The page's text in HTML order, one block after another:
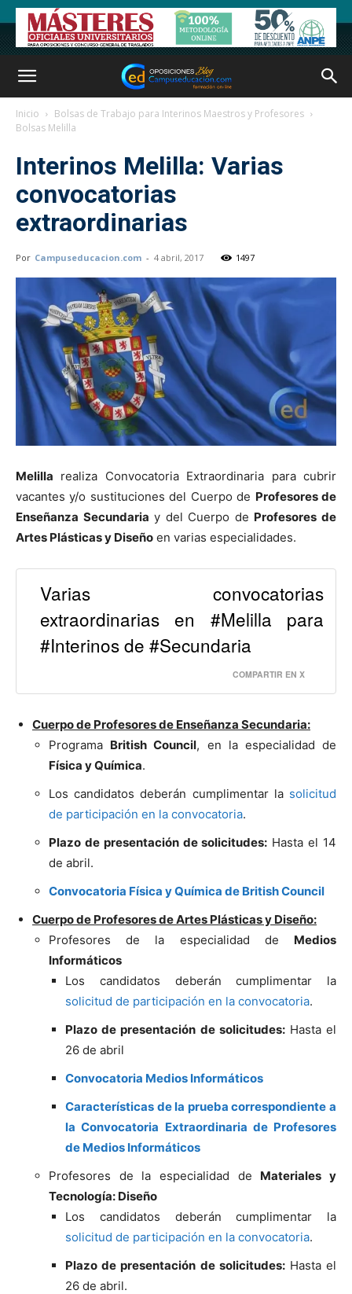
Inicio
Bolsas de Trabajo para Interinos Maestros y Profesores
Bolsas Melilla
Interinos Melilla: Varias
convocatorias
extraordinarias
Por Campuseducacion.com - 4 abril, 2017 1497
Melilla realiza Convocatoria Extraordinaria para cubrir
vacantes y/o sustituciones del Cuerpo de Profesores de
Enseñanza Secundaria y del Cuerpo de Profesores de
Artes Plásticas y Diseño en varias especialidades.
Varias convocatorias
extraordinarias en #Melilla para
#Interinos de #Secundaria
COMPARTIR EN X
Cuerpo de Profesores de Enseñanza Secundaria:
Programa British Council, en la especialidad de
Física y Química.
Los candidatos deberán cumplimentar la solicitud
de participación en la convocatoria.
Plazo de presentación de solicitudes: Hasta el 14
de abril.
Convocatoria Física y Química de British Council
Cuerpo de Profesores de Artes Plásticas y Diseño:
Profesores de la especialidad de Medios
Informáticos
Los candidatos deberán cumplimentar la
solicitud de participación en la convocatoria.
Plazo de presentación de solicitudes:Hasta el
26 de abril
Convocatoria Medios Informáticos
Características de la prueba correspondiente a
la Convocatoria Extraordinaria de Profesores
de Medios Informáticos
Profesores de la especialidad de Materiales y
Tecnología: Diseño
Los candidatos deberán cumplimentar la
solicitud de participación en la convocatoria.
Plazo de presentación de solicitudes:Hasta el
26 de abril.